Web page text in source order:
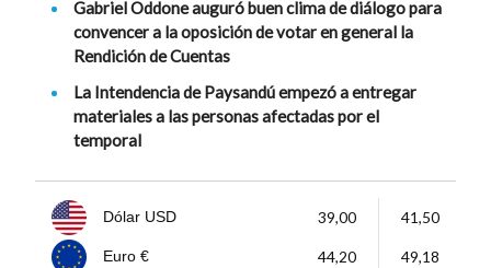
Gabriel Oddone auguró buen clima de diálogo para
convencer a la oposición de votar en general la
Rendición de Cuentas
La Intendencia de Paysandú empezó a entregar
materiales a las personas afectadas por el
temporal
Dólar USD 39,00 41,50
Euro € 44,20 49,18